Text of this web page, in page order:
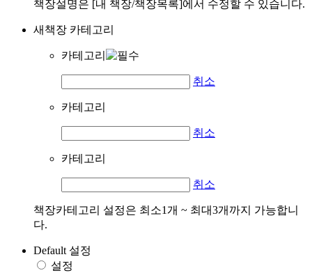
책장설명은 [내 책장/책장목록]에서 수정할 수 있습니다.
새책장 카테고리
카테고리
취소
카테고리
취소
카테고리
취소
책장카테고리 설정은 최소1개 ~ 최대3개까지 가능합니
다.
Default 설정
설정